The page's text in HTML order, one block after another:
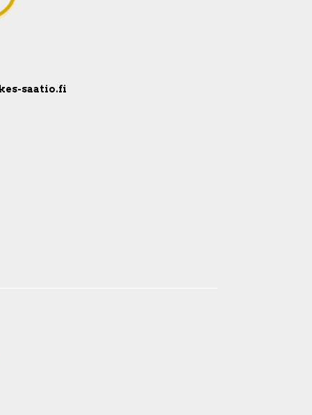
saatio.fi